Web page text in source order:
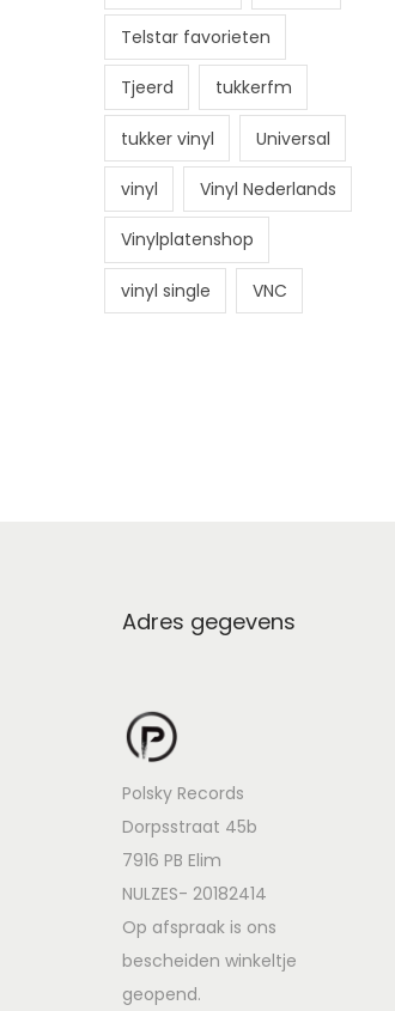
Telstar favorieten
Tjeerd tukkerfm
tukker vinyl Universal
vinyl Vinyl Nederlands
Vinylplatenshop
vinyl single VNC
Adres gegevens
Polsky Records
Dorpsstraat 45b
7916 PB Elim
NULZES- 20182414
Op afspraak is ons
bescheiden winkeltje
geopend.